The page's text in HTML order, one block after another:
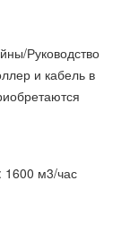
Руководство
и кабель в
1600 м3/час